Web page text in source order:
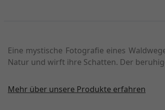
Eine mystische Fotografie eines
Natur und wirft ihre Schatten. Der
Mehr über unsere Produkte erfahren